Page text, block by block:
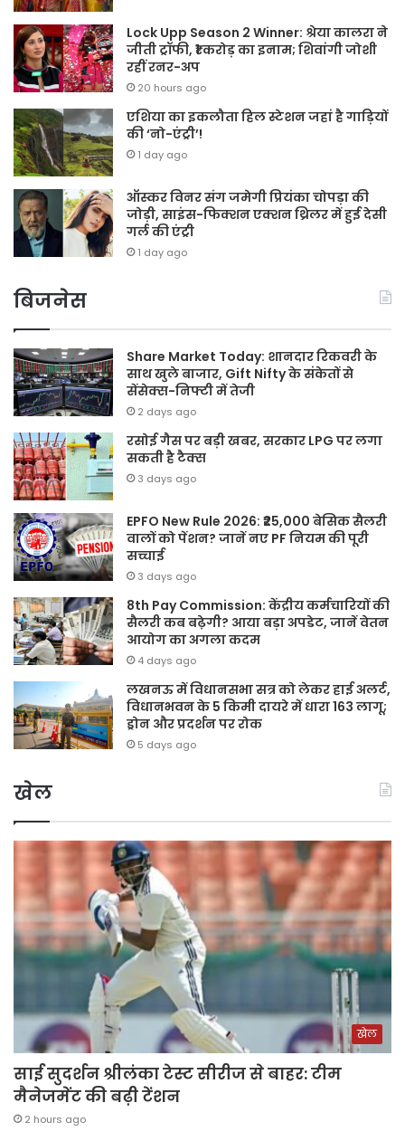
Lock Upp Season 2 Winner: श्रेया कालरा ने
जीती ट्रॉफी, ₹1 करोड़ का इनाम; शिवांगी जोशी
रहीं रनर-अप
20 hours ago
एशिया का इकलौता हिल स्टेशन जहां है गाड़ियों
की ‘नो-एंट्री’!
1 day ago
ऑस्कर विनर संग जमेगी प्रियंका चोपड़ा की
जोड़ी, साइंस-फिक्शन एक्शन थ्रिलर में हुई देसी
गर्ल की एंट्री
1 day ago
बिजनेस
Share Market Today: शानदार रिकवरी के
साथ खुले बाजार, Gift Nifty के संकेतों से
सेंसेक्स-निफ्टी में तेजी
2 days ago
रसोई गैस पर बड़ी खबर, सरकार LPG पर लगा
सकती है टैक्स
3 days ago
EPFO New Rule 2026: ₹25,000 बेसिक सैलरी
वालों को पेंशन? जानें नए PF नियम की पूरी
सच्चाई
3 days ago
8th Pay Commission: केंद्रीय कर्मचारियों की
सैलरी कब बढ़ेगी? आया बड़ा अपडेट, जानें वेतन
आयोग का अगला कदम
4 days ago
लखनऊ में विधानसभा सत्र को लेकर हाई अलर्ट,
विधानभवन के 5 किमी दायरे में धारा 163 लागू;
ड्रोन और प्रदर्शन पर रोक
5 days ago
खेल
खेल
साई सुदर्शन श्रीलंका टेस्ट सीरीज से बाहर: टीम
मैनेजमेंट की बढ़ी टेंशन
2 hours ago